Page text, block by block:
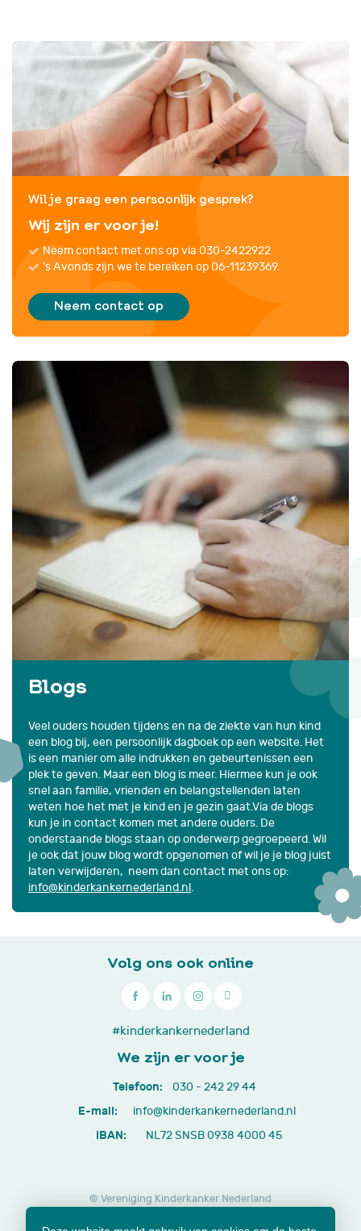
Wil je graag een persoonlijk gesprek?
Wij zijn er voor je!
Neem contact met ons op via 030-2422922
's Avonds zijn we te bereiken op 06-11239369.
Neem contact op
Blogs
Veel ouders houden tijdens en na de ziekte van hun kind
een blog bij, een persoonlijk dagboek op een website. Het
is een manier om alle indrukken en gebeurtenissen een
plek te geven. Maar een blog is meer. Hiermee kun je ook
snel aan familie, vrienden en belangstellenden laten
weten hoe het met je kind en je gezin gaat.Via de blogs
kun je in contact komen met andere ouders. De
onderstaande blogs staan op onderwerp gegroepeerd. Wil
je ook dat jouw blog wordt opgenomen of wil je je blog juist
laten verwijderen, neem dan contact met ons op:
info@kinderkankernederland.nl.
Volg ons ook online

242
29
44
#kinderkankernederland
We zijn er voor je
Telefoon:
030 - 242 29 44
E-mail:
info@kinderkankernederland.nl
IBAN:
NL72 SNSB 0938 4000 45
© Vereniging Kinderkanker Nederland